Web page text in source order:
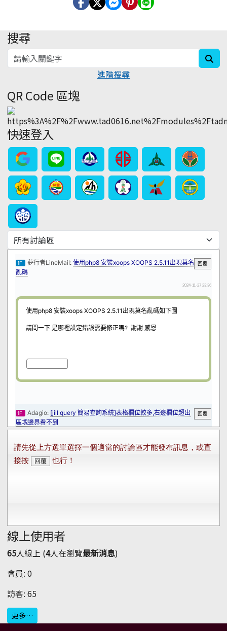
:::
搜尋
進階搜尋
QR Code 區塊
快速登入
線上使用者
65人線上 (4人在瀏覽最新消息)
會員: 0
訪客: 65
更多…